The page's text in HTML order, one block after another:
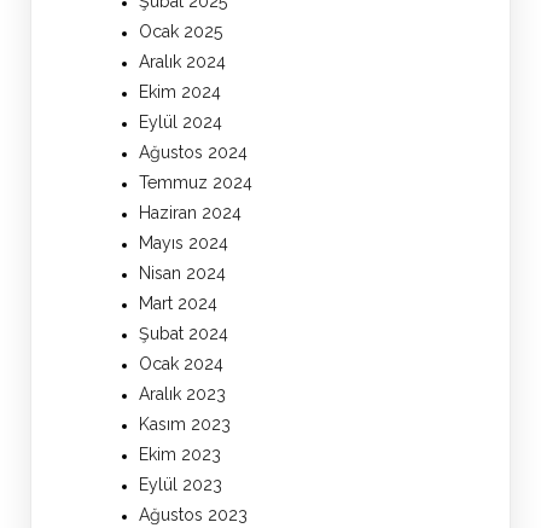
Ocak 2025
Aralık 2024
Ekim 2024
Eylül 2024
Ağustos 2024
Temmuz 2024
Haziran 2024
Mayıs 2024
Nisan 2024
Mart 2024
Şubat 2024
Ocak 2024
Aralık 2023
Kasım 2023
Ekim 2023
Eylül 2023
Ağustos 2023